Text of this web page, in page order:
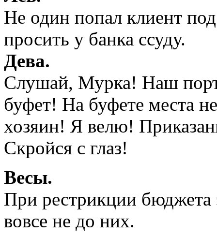
Не один попал клиент
просить у банка ссуду.
Дева.
Слушай, Мурка! Наш
буфет! На буфете места
хозяин! Я велю!
Скройся с глаз!
Весы.
При рестрикции бюджета
вовсе не до них.